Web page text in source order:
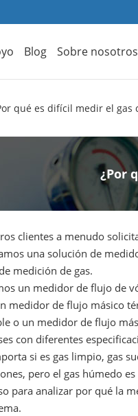
Blog Sobre nosotros
qué es difícil medir el gas
¿Por
clientes a menudo
una solución de
medición de gas.
un medidor de flujo de
medidor de flujo másico
o un medidor de flujo
con diferentes
si es gas limpio, gas
pero el gas húmedo
para analizar por qué la